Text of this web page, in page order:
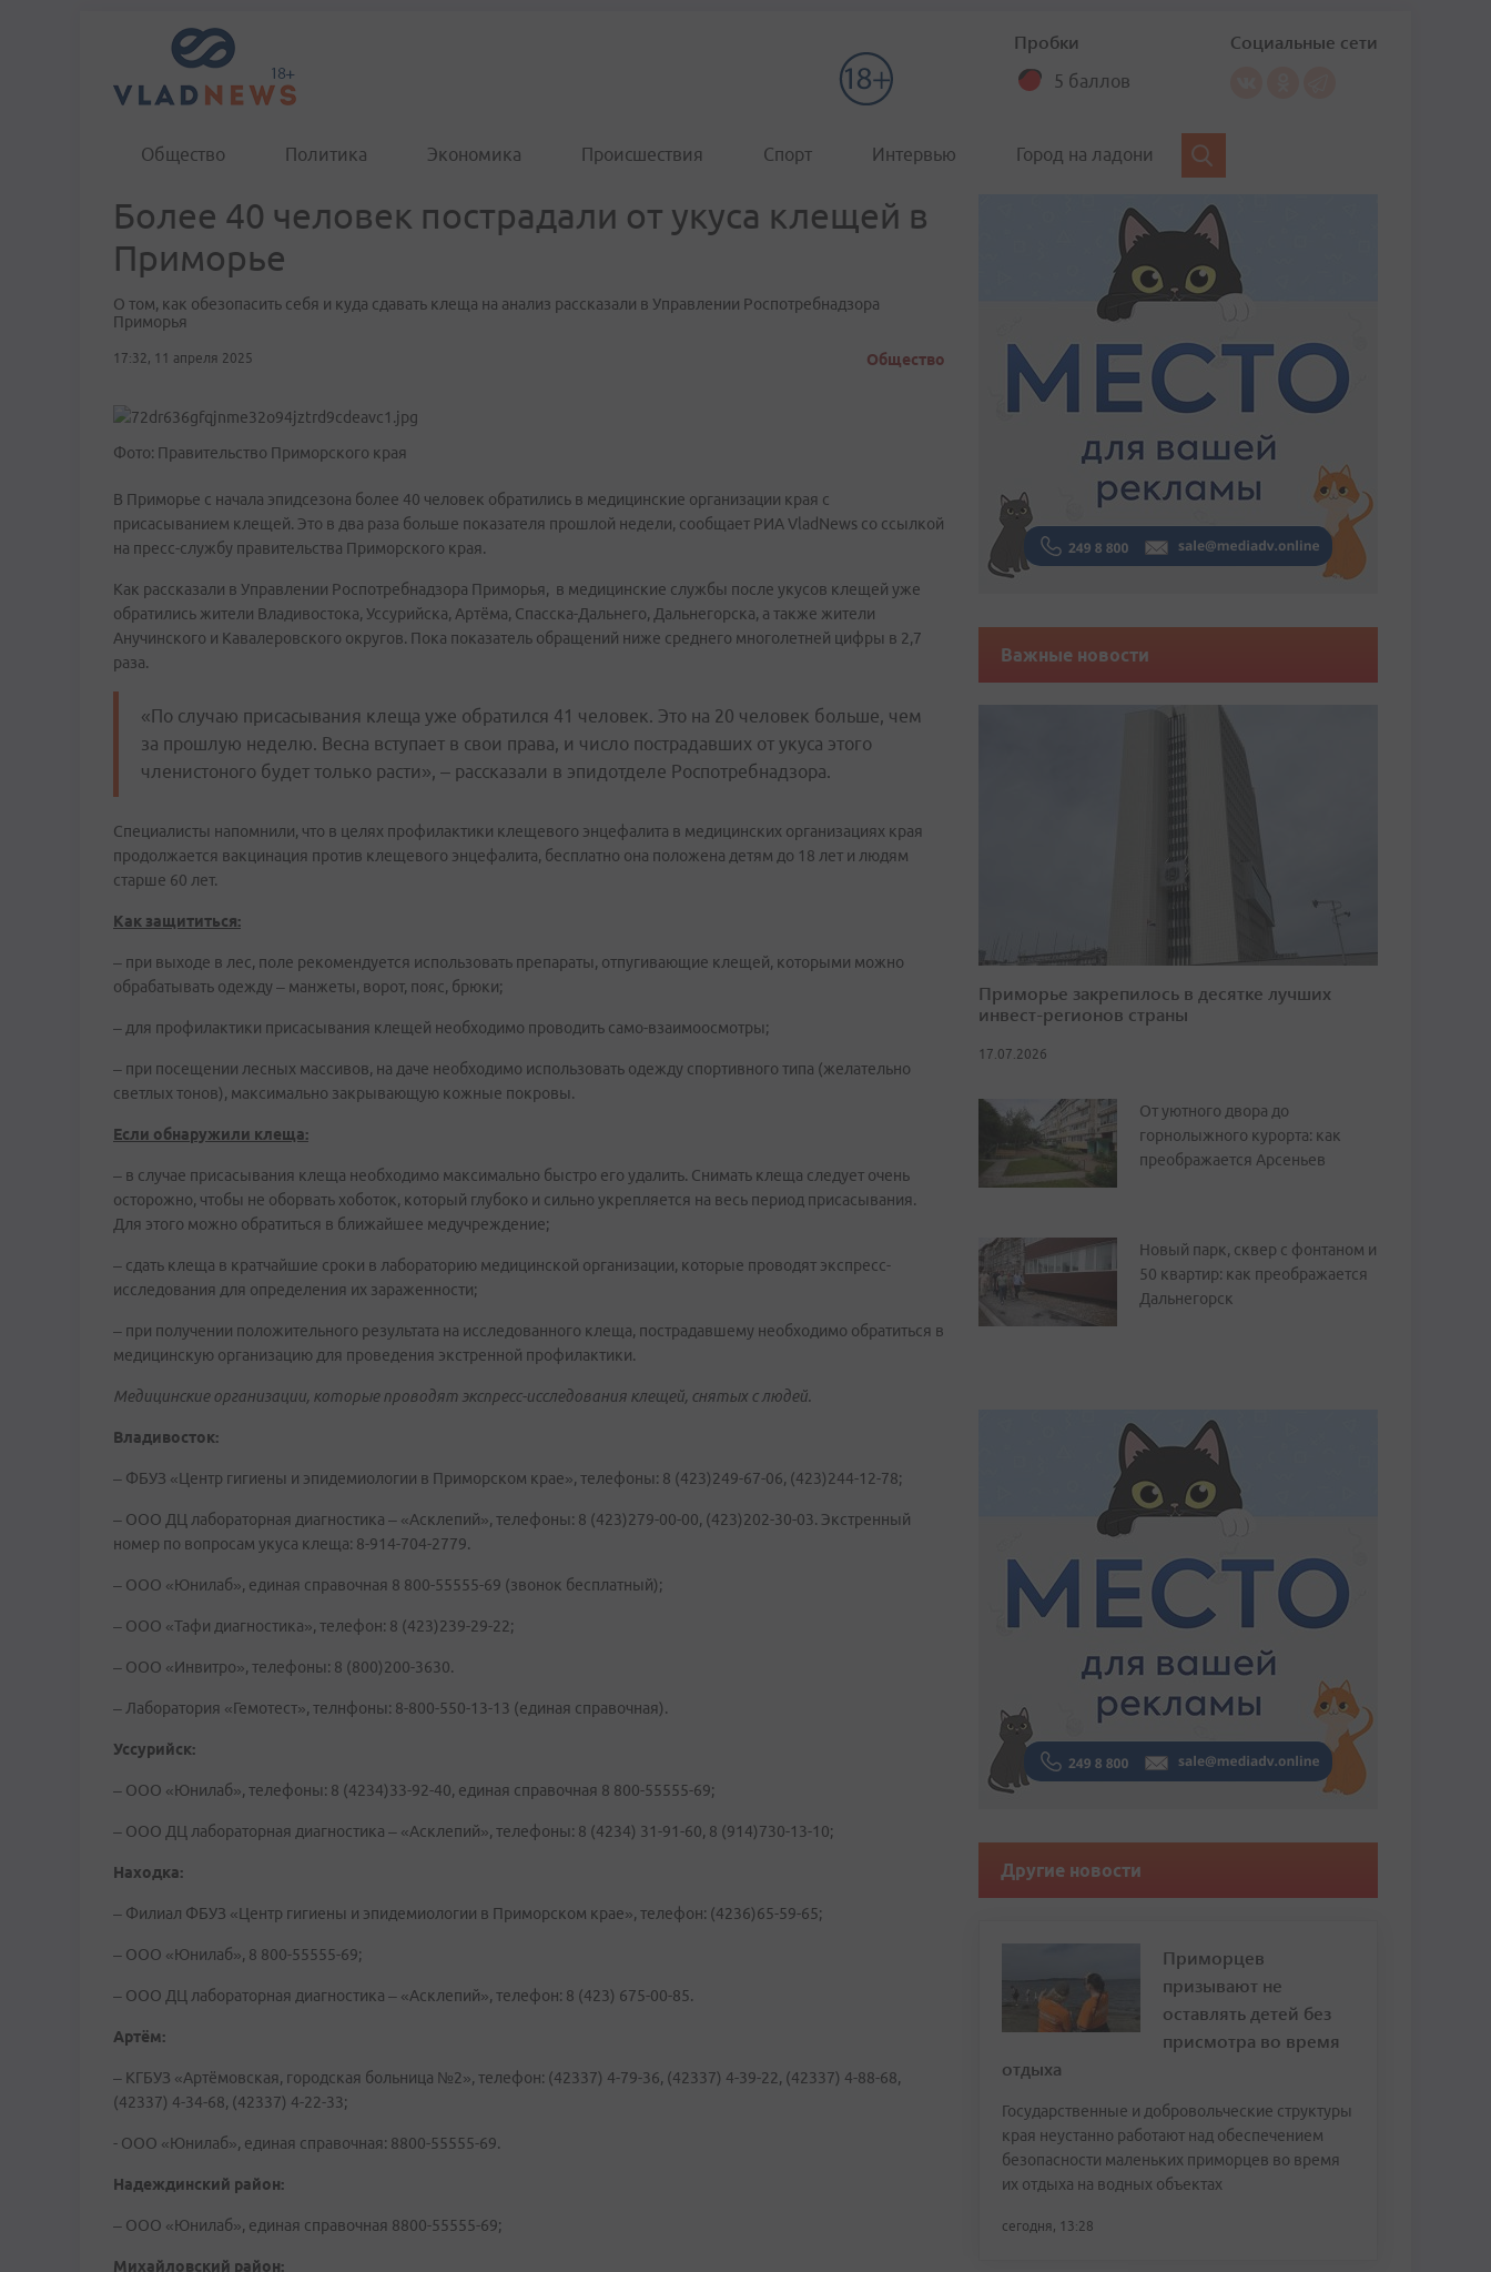
Пробки
5 баллов
Социальные сети
Общество Политика Экономика Происшествия Спорт Интервью Город на ладони
Более 40 человек пострадали от укуса клещей в
Приморье
О том, как обезопасить себя и куда сдавать клеща на анализ рассказали в Управлении Роспотребнадзора
Приморья
17:32, 11 апреля 2025 Общество
Фото: Правительство Приморского края
В Приморье с начала эпидсезона более 40 человек обратились в медицинские организации края с
присасыванием клещей. Это в два раза больше показателя прошлой недели, сообщает РИА VladNews со ссылкой
на пресс-службу правительства Приморского края.
Как рассказали в Управлении Роспотребнадзора Приморья, в медицинские службы после укусов клещей уже
обратились жители Владивостока, Уссурийска, Артёма, Спасска-Дальнего, Дальнегорска, а также жители
Анучинского и Кавалеровского округов. Пока показатель обращений ниже среднего многолетней цифры в 2,7
раза.
«По случаю присасывания клеща уже обратился 41 человек. Это на 20 человек больше, чем
за прошлую неделю. Весна вступает в свои права, и число пострадавших от укуса этого
членистоного будет только расти», – рассказали в эпидотделе Роспотребнадзора.
Специалисты напомнили, что в целях профилактики клещевого энцефалита в медицинских организациях края
продолжается вакцинация против клещевого энцефалита, бесплатно она положена детям до 18 лет и людям
старше 60 лет.
Как защититься:
– при выходе в лес, поле рекомендуется использовать препараты, отпугивающие клещей, которыми можно
обрабатывать одежду – манжеты, ворот, пояс, брюки;
– для профилактики присасывания клещей необходимо проводить само-взаимоосмотры;
– при посещении лесных массивов, на даче необходимо использовать одежду спортивного типа (желательно
светлых тонов), максимально закрывающую кожные покровы.
Если обнаружили клеща:
– в случае присасывания клеща необходимо максимально быстро его удалить. Снимать клеща следует очень
осторожно, чтобы не оборвать хоботок, который глубоко и сильно укрепляется на весь период присасывания.
Для этого можно обратиться в ближайшее медучреждение;
– сдать клеща в кратчайшие сроки в лабораторию медицинской организации, которые проводят экспресс-
исследования для определения их зараженности;
– при получении положительного результата на исследованного клеща, пострадавшему необходимо обратиться в
медицинскую организацию для проведения экстренной профилактики.
Медицинские организации, которые проводят экспресс-исследования клещей, снятых с людей.
Владивосток:
– ФБУЗ «Центр гигиены и эпидемиологии в Приморском крае», телефоны: 8 (423)249-67-06, (423)244-12-78;
– ООО ДЦ лабораторная диагностика – «Асклепий», телефоны: 8 (423)279-00-00, (423)202-30-03. Экстренный
номер по вопросам укуса клеща: 8-914-704-2779.
– ООО «Юнилаб», единая справочная 8 800-55555-69 (звонок бесплатный);
– ООО «Тафи диагностика», телефон: 8 (423)239-29-22;
– ООО «Инвитро», телефоны: 8 (800)200-3630.
– Лаборатория «Гемотест», телнфоны: 8-800-550-13-13 (единая справочная).
Уссурийск:
– ООО «Юнилаб», телефоны: 8 (4234)33-92-40, единая справочная 8 800-55555-69;
– ООО ДЦ лабораторная диагностика – «Асклепий», телефоны: 8 (4234) 31-91-60, 8 (914)730-13-10;
Находка:
– Филиал ФБУЗ «Центр гигиены и эпидемиологии в Приморском крае», телефон: (4236)65-59-65;
– ООО «Юнилаб», 8 800-55555-69;
– ООО ДЦ лабораторная диагностика – «Асклепий», телефон: 8 (423) 675-00-85.
Артём:
– КГБУЗ «Артёмовская, городская больница №2», телефон: (42337) 4-79-36, (42337) 4-39-22, (42337) 4-88-68,
(42337) 4-34-68, (42337) 4-22-33;
- ООО «Юнилаб», единая справочная: 8800-55555-69.
Надеждинский район:
– ООО «Юнилаб», единая справочная 8800-55555-69;
Михайловский район:
Важные новости
Приморье закрепилось в десятке лучших
инвест-регионов страны
17.07.2026
От уютного двора до
горнолыжного курорта: как
преображается Арсеньев
Новый парк, сквер с фонтаном и
50 квартир: как преображается
Дальнегорск
Другие новости
Приморцев
призывают не
оставлять детей без
присмотра во время
отдыха
Государственные и добровольческие структуры
края неустанно работают над обеспечением
безопасности маленьких приморцев во время
их отдыха на водных объектах
сегодня, 13:28